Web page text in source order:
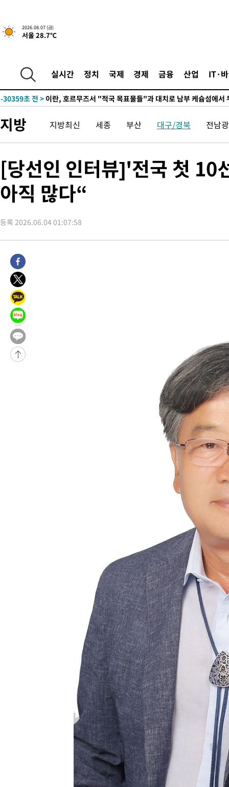
2026.08.07 (금)
서울 28.7℃
실시간 정치 국제 경제 금융 산업 IT·
-24945초 전 >
[속보] 뉴욕증시, 일제 하락 마감…나스닥 0.06%↓
-30359초 전 >
례 큰 폭발음
-29074초 전 > [속보]美, 폴리실리콘 수입 규제…파생제품 15% 관세, 120일
-24925초 전 >
[속보] 뉴욕증시, 일제 하락 마감…나스닥 0.06%↓
-30379초 전 >이란, 호르무즈서 "적국 목표물들"과 대치로 남부 케슘섬에서
발효
-27245초 전 > [속보]트럼프, 美 원정출산 금지 행정명령 서명
-24945초 전 >[속보] 뉴욕증시, 일제 하락 마감…나스닥 0.06%↓
지방 지방최신 세종 부산 대구/경북 전남
[당선인 인터뷰]'전국 첫 10
아직 많다“
등록 2026.06.04 01:07:58